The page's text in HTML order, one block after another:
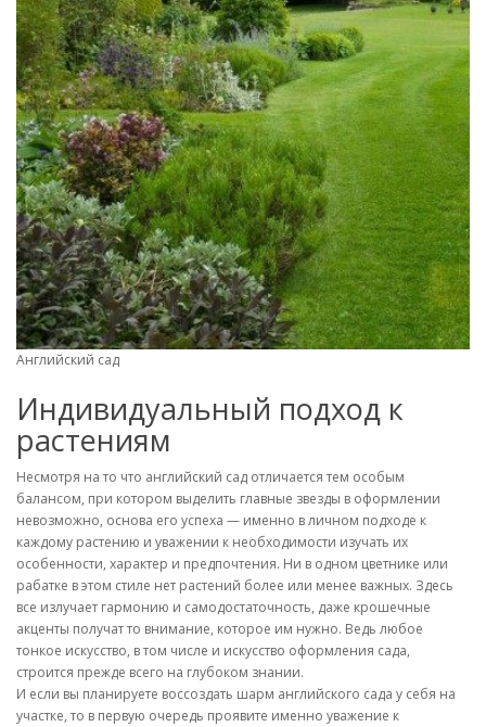
Английский сад
Индивидуальный подход к
растениям
Несмотря на то что английский сад отличается тем особым
балансом, при котором выделить главные звезды в оформлении
невозможно, основа его успеха — именно в личном подходе к
каждому растению и уважении к необходимости изучать их
особенности, характер и предпочтения. Ни в одном цветнике или
рабатке в этом стиле нет растений более или менее важных. Здесь
все излучает гармонию и самодостаточность, даже крошечные
акценты получат то внимание, которое им нужно. Ведь любое
тонкое искусство, в том числе и искусство оформления сада,
строится прежде всего на глубоком знании.
И если вы планируете воссоздать шарм английского сада у себя на
участке, то в первую очередь проявите именно уважение к